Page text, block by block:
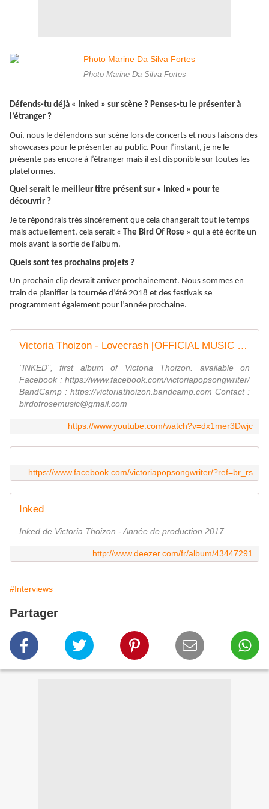
Photo Marine Da Silva Fortes
Défends-tu déjà « Inked » sur scène ? Penses-tu le présenter à
l’étranger ?
Oui, nous le défendons sur scène lors de concerts et nous faisons des
showcases pour le présenter au public. Pour l’instant, je ne le
présente pas encore à l’étranger mais il est disponible sur toutes les
plateformes.
Quel serait le meilleur titre présent sur « Inked » pour te
découvrir ?
Je te répondrais très sincèrement que cela changerait tout le temps
mais actuellement, cela serait «
The Bird Of Rose » qui a été écrite un
mois avant la sortie de l’album.
Quels sont tes prochains projets ?
Un prochain clip devrait arriver prochainement. Nous sommes en
train de planifier la tournée d’été 2018 et des festivals se
programment également pour l’année prochaine.
Victoria Thoizon - Lovecrash [OFFICIAL MUSIC VIDEO]
"INKED", first album of Victoria Thoizon. available on
Facebook : https://www.facebook.com/victoriapopsongwriter/
BandCamp : https://victoriathoizon.bandcamp.com Contact :
birdofrosemusic@gmail.com
https://www.youtube.com/watch?v=dx1mer3Dwjc
https://www.facebook.com/victoriapopsongwriter/?ref=br_rs
Inked
Inked de Victoria Thoizon - Année de production 2017
http://www.deezer.com/fr/album/43447291
#Interviews
Partager